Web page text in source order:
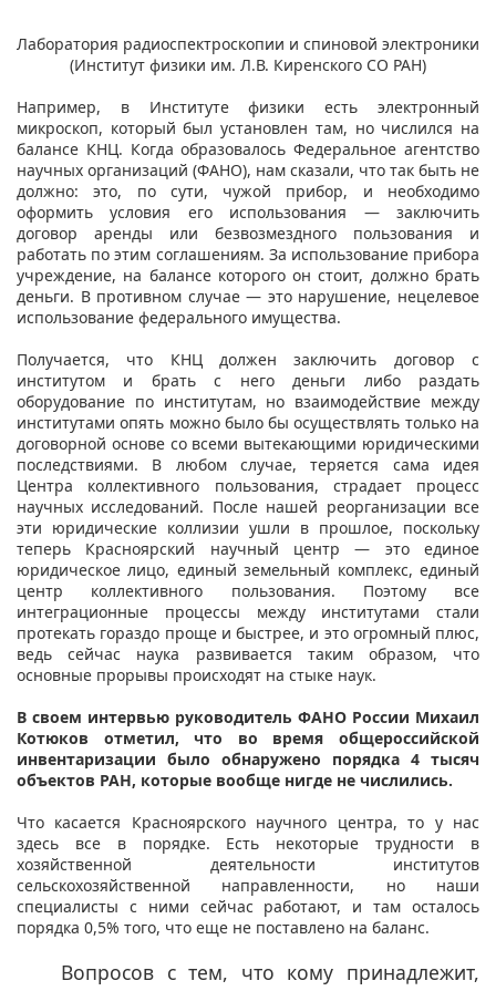
Лаборатория радиоспектроскопии и спиновой электроники
(Институт физики им. Л.В. Киренского СО РАН)
Например, в Институте физики есть электронный
микроскоп, который был установлен там, но числился на
балансе КНЦ. Когда образовалось Федеральное агентство
научных организаций (ФАНО), нам сказали, что так быть не
должно: это, по сути, чужой прибор, и необходимо
оформить условия его использования — заключить
договор аренды или безвозмездного пользования и
работать по этим соглашениям. За использование прибора
учреждение, на балансе которого он стоит, должно брать
деньги. В противном случае — это нарушение, нецелевое
использование федерального имущества.
Получается, что КНЦ должен заключить договор с
институтом и брать с него деньги либо раздать
оборудование по институтам, но взаимодействие между
институтами опять можно было бы осуществлять только на
договорной основе со всеми вытекающими юридическими
последствиями. В любом случае, теряется сама идея
Центра коллективного пользования, страдает процесс
научных исследований. После нашей реорганизации все
эти юридические коллизии ушли в прошлое, поскольку
теперь Красноярский научный центр — это единое
юридическое лицо, единый земельный комплекс, единый
центр коллективного пользования. Поэтому все
интеграционные процессы между институтами стали
протекать гораздо проще и быстрее, и это огромный плюс,
ведь сейчас наука развивается таким образом, что
основные прорывы происходят на стыке наук.
В своем интервью руководитель ФАНО России Михаил
Котюков отметил, что во время общероссийской
инвентаризации было обнаружено порядка 4 тысяч
объектов РАН, которые вообще нигде не числились.
Что касается Красноярского научного центра, то у нас
здесь все в порядке. Есть некоторые трудности в
хозяйственной деятельности институтов
сельскохозяйственной направленности, но наши
специалисты с ними сейчас работают, и там осталось
порядка 0,5% того, что еще не поставлено на баланс.
Вопросов с тем, что кому принадлежит,